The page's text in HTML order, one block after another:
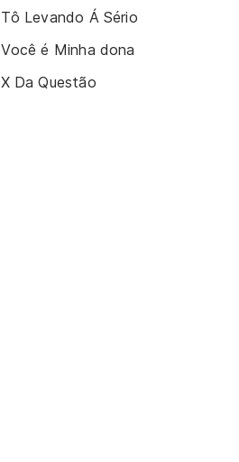
Tô Levando Á Sério
Você é Minha dona
X Da Questão